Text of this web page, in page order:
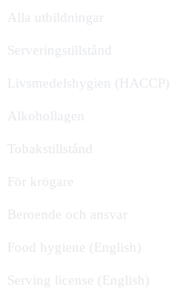
Alla utbildningar
Serveringstillstånd
Livsmedelshygien (HACCP)
Alkohollagen
Tobakstillstånd
För krögare
Beroende och ansvar
Food hygiene (English)
Serving license (English)